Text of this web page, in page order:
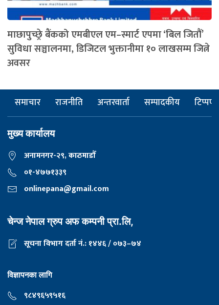
माछापुच्छ्रे बैंकको एमबीएल एम–स्मार्ट एपमा ‘बिल जितौं’
सुविधा सञ्चालनमा, डिजिटल भुक्तानीमा १० लाखसम्म जित्ने
अवसर
समाचार राजनीति अन्तरवार्ता सम्पादकीय टिप्पणी
मुख्य कार्यालय
अनामनगर-२९, काठमाडाैँ
०१-४७७१३३९
onlinepana@gmail.com
चेन्ज नेपाल ग्रुप अफ कम्पनी प्रा.लि,
सूचना विभाग दर्ता नं.: १४४६ / ०७३–७४
विज्ञापनका लागि
९८४९६५९५१६